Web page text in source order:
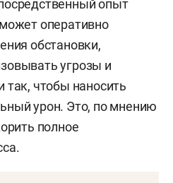
опыт
оперативно
обстановки,
угрозы и
так, чтобы наносить
урон. Это, по мнению
полное